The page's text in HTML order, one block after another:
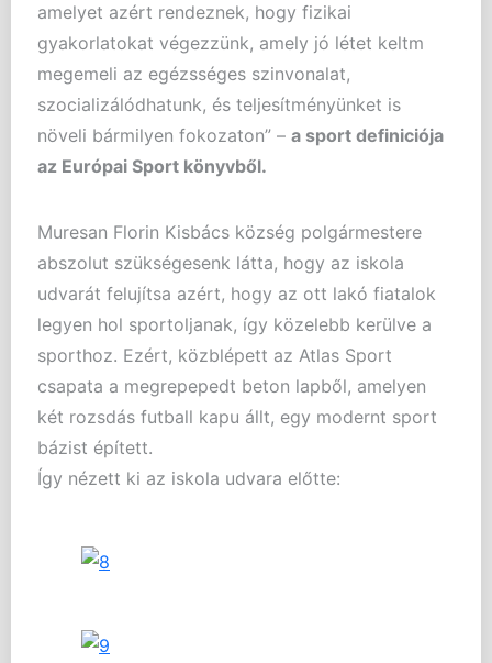
amelyet azért rendeznek, hogy fizikai
gyakorlatokat végezzünk, amely jó létet keltm
megemeli az egézsséges szinvonalat,
szocializálódhatunk, és teljesítményünket is
növeli bármilyen fokozaton” – a sport definiciója
az Európai Sport könyvből.
Muresan Florin Kisbács község polgármestere
abszolut szükségesenk látta, hogy az iskola
udvarát felujítsa azért, hogy az ott lakó fiatalok
legyen hol sportoljanak, így közelebb kerülve a
sporthoz. Ezért, közblépett az Atlas Sport
csapata a megrepepedt beton lapből, amelyen
két rozsdás futball kapu állt, egy modernt sport
bázist épített.
Így nézett ki az iskola udvara előtte: